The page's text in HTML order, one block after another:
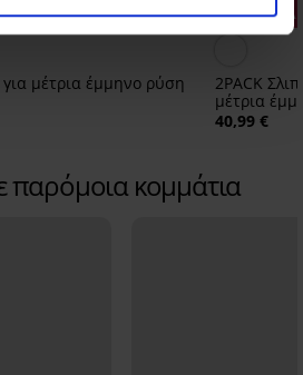
για μέτρια έμμηνο ρύση
3+1
2PACK
μέτρια
40,99 €
παρόμοια κομμάτια